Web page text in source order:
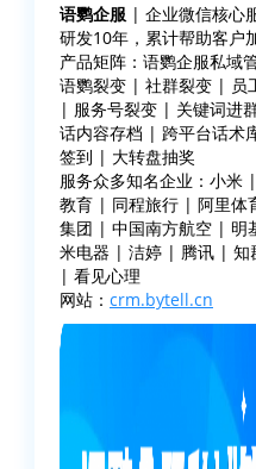
语鹦企服 | 企业微信核心
研发10年，累计帮助客户
产品矩阵：语鹦企服私
语鹦裂变 | 社群裂变 | 员
| 服务号裂变 | 关键词进
话内容存档 | 跨平台话
签到 | 大转盘抽奖
服务众多知名企业：小
教育 | 同程旅行 | 阿里
集团 | 中国南方航空 |
米电器 | 洁婷 | 腾讯 |
| 看见心理
网站： crm.bytell.cn